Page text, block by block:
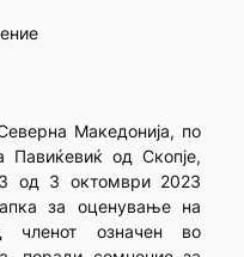
Македонија, по
Павиќевиќ од Скопје,
од 3 октомври 2023
за оценување на
членот означен во